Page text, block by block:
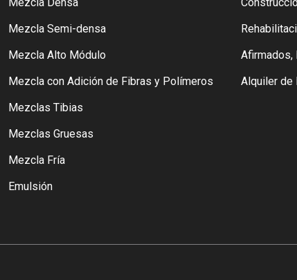
Mezcla Semi-densa
Mezcla Alto Módulo
Mezcla con Adición de Fibras y Polímeros
Mezclas Tibias
Mezclas Gruesas
Mezcla Fría
Emulsión
Afirmados,
Alquiler de